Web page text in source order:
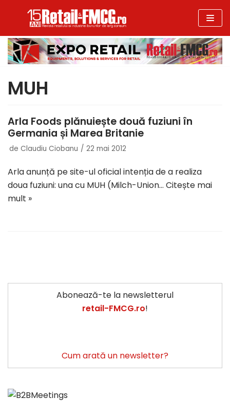
la
conținut
MUH
Arla Foods plănuiește două fuziuni în
Germania și Marea Britanie
de Claudiu Ciobanu 22 mai 2012
Arla anunță pe site-ul oficial intenția de a realiza
doua fuziuni: una cu MUH (Milch-Union… Citește mai
mult »
Abonează-te la newsletterul
retail-FMCG.ro!
Cum arată un newsletter?